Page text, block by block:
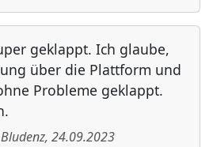
geklappt. Ich glaube,
über die Plattform und
Probleme geklappt.
Bludenz, 24.09.2023